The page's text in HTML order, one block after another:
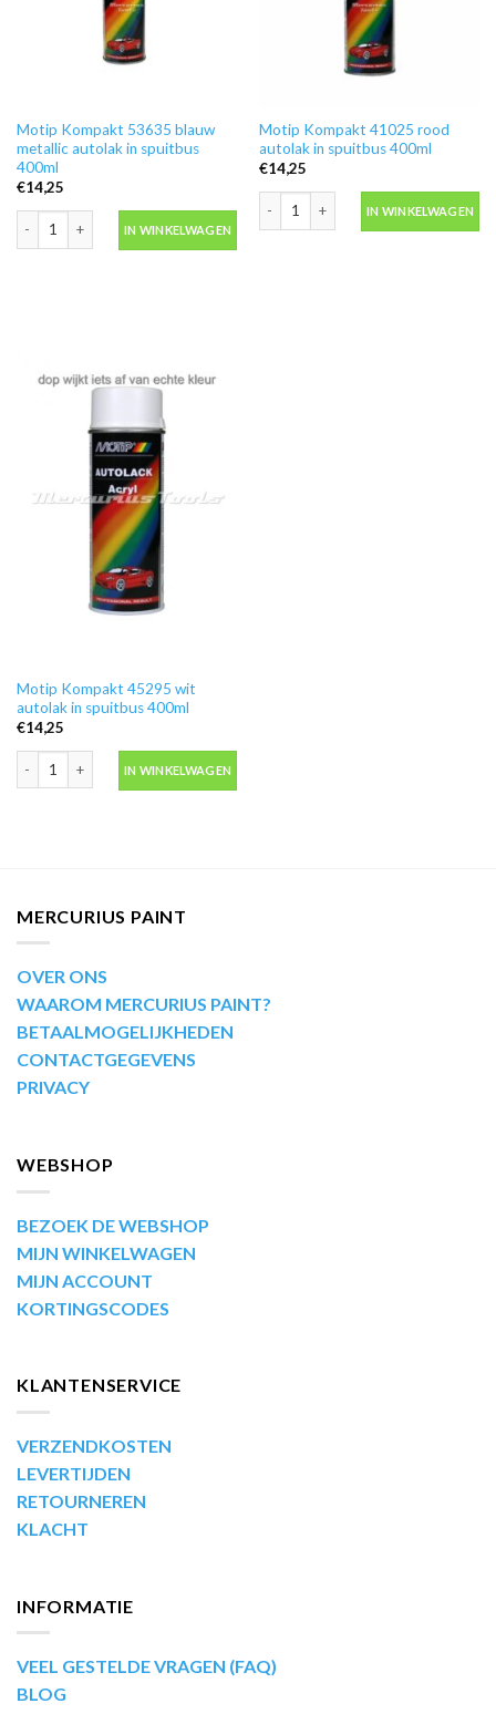
Motip Kompakt 53635 blauw
metallic autolak in spuitbus
400ml
€14,25
Motip Kompakt 53635 blauw metallic autolak in spuitbus 400ml aantal
IN WINKELWAGEN
Motip Kompakt 41025 rood
autolak in spuitbus 400ml
€14,25
Motip Kompakt 41025 rood autolak
IN WINKELWAGEN
Motip Kompakt 45295 wit
autolak in spuitbus 400ml
€14,25
Motip Kompakt 45295 wit autolak in spuitbus 400ml aantal
IN WINKELWAGEN
MERCURIUS PAINT
OVER ONS
WAAROM MERCURIUS PAINT?
BETAALMOGELIJKHEDEN
CONTACTGEGEVENS
PRIVACY
WEBSHOP
BEZOEK DE WEBSHOP
MIJN WINKELWAGEN
MIJN ACCOUNT
KORTINGSCODES
KLANTENSERVICE
VERZENDKOSTEN
LEVERTIJDEN
RETOURNEREN
KLACHT
INFORMATIE
VEEL GESTELDE VRAGEN (FAQ)
BLOG